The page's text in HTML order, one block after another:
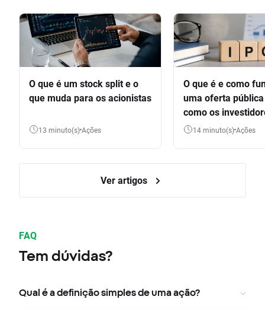
O que é um stock split e o
que muda para os acionistas
13 minuto(s) Ações
O que é e como
uma oferta
como os
participar
14 minuto(s) Ações
Ver artigos
FAQ
Tem dúvidas?
Qual é a definição simples de uma ação?